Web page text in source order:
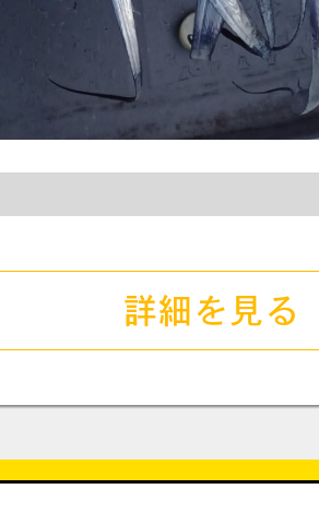
詳細を見る